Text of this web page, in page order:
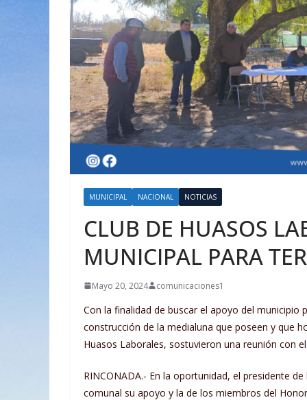
MUNICIPAL NACIONAL NOTICIAS
CLUB DE HUASOS
MUNICIPAL PARA
Mayo 20, 2024 comunicaciones1
Con la finalidad de buscar el apoyo del
construcción de la medialuna que poseen y que
Huasos Laborales, sostuvieron una reunión con
RINCONADA.- En la oportunidad, el presidente
comunal su apoyo y la de los miembros del